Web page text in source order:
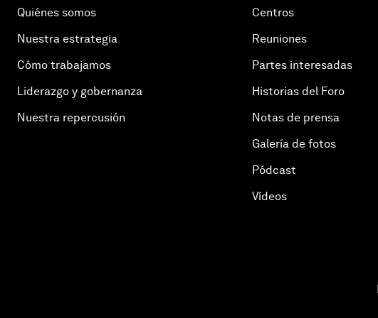
Quiénes somos
Nuestra estrategia
Cómo trabajamos
Liderazgo y gobernanza
Nuestra repercusión
Centros
Reuniones
Partes interesadas
Historias del Foro
Notas de prensa
Galería de fotos
Pódcast
Vídeos